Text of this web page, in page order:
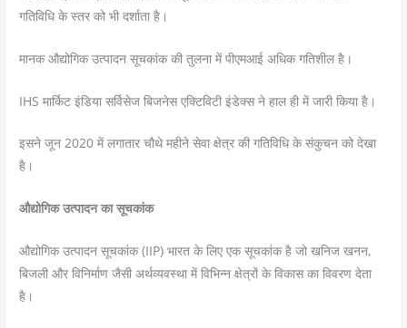
गतिविधि के स्तर को भी दर्शाता है।
मानक औद्योगिक उत्पादन सूचकांक की तुलना में पीएमआई अधिक गतिशील है।
IHS मार्किट इंडिया सर्विसेज बिजनेस एक्टिविटी इंडेक्स ने हाल ही में जारी किया है।
इसने जून 2020 में लगातार चौथे महीने सेवा क्षेत्र की गतिविधि के संकुचन को देखा
है।
औद्योगिक उत्पादन का सूचकांक
औद्योगिक उत्पादन सूचकांक (IIP) भारत के लिए एक सूचकांक है जो खनिज खनन,
बिजली और विनिर्माण जैसी अर्थव्यवस्था में विभिन्न क्षेत्रों के विकास का विवरण देता
है।